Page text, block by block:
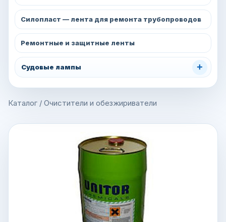
Силопласт — лента для ремонта трубопроводов
Ремонтные и защитные ленты
Судовые лампы +
Каталог / Очистители и обезжириватели